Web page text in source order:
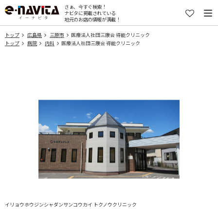
さぁ、今すぐ検索！
ナビタに掲載されている
地元のお店の情報が満載！
トップ 広島県 三原市
医療法人社団三康会 得能クリニック
トップ
病院 内科 医療法人社団三康会 得能クリニック
イリョウホウジンシャダンサンコウカイ トクノウクリニック